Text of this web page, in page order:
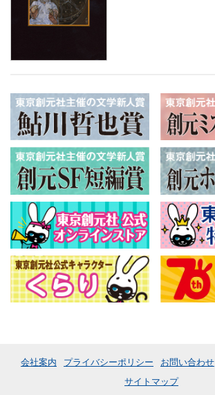
会社案内 プライバシーポリシー お問い合わせ
サイトマップ